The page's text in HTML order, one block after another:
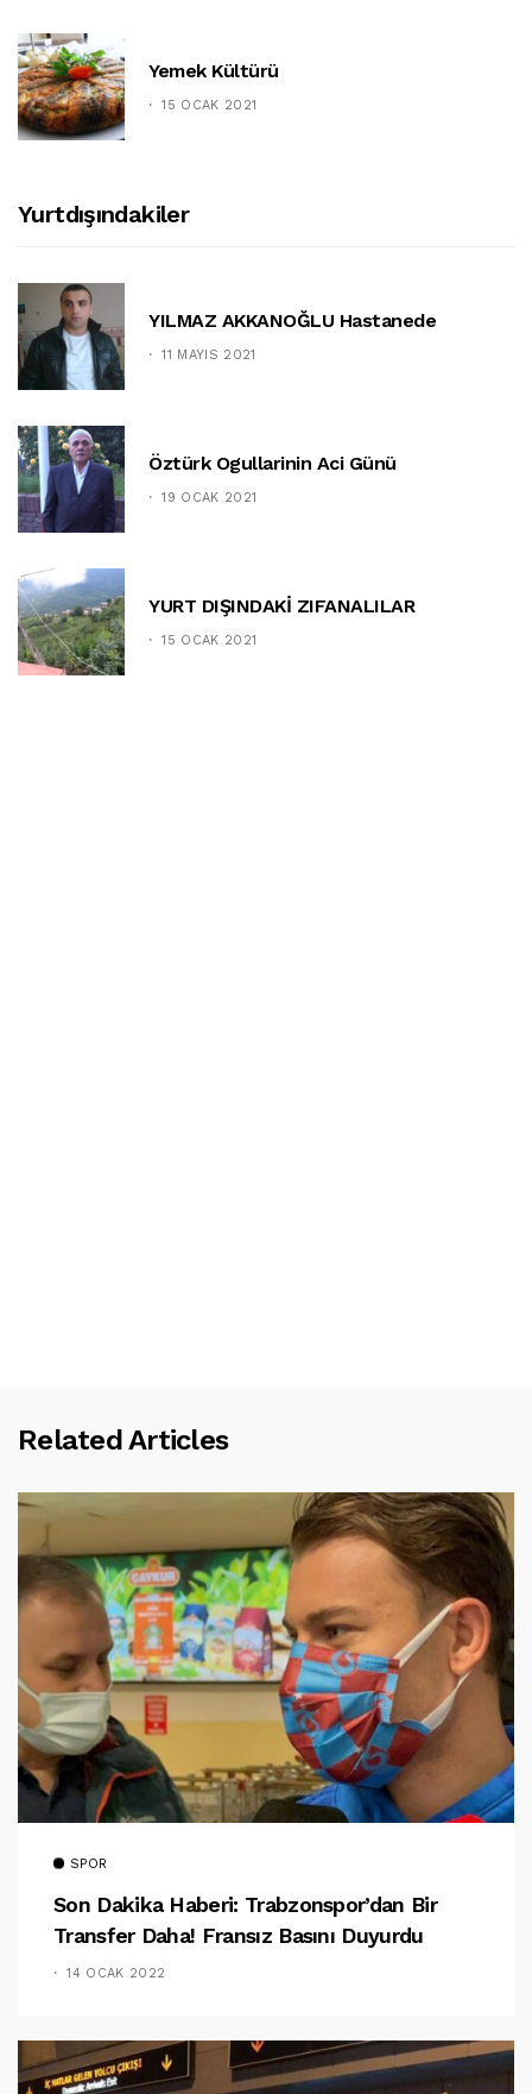
Yemek Kültürü
15 OCAK 2021
Yurtdışındakiler
YILMAZ AKKANOĞLU Hastanede
11 MAYIS 2021
Öztürk Ogullarinin Aci Günü
19 OCAK 2021
YURT DIŞINDAKİ ZIFANALILAR
15 OCAK 2021
Related Articles
SPOR
Son Dakika Haberi: Trabzonspor’dan Bir
Transfer Daha! Fransız Basını Duyurdu
14 OCAK 2022